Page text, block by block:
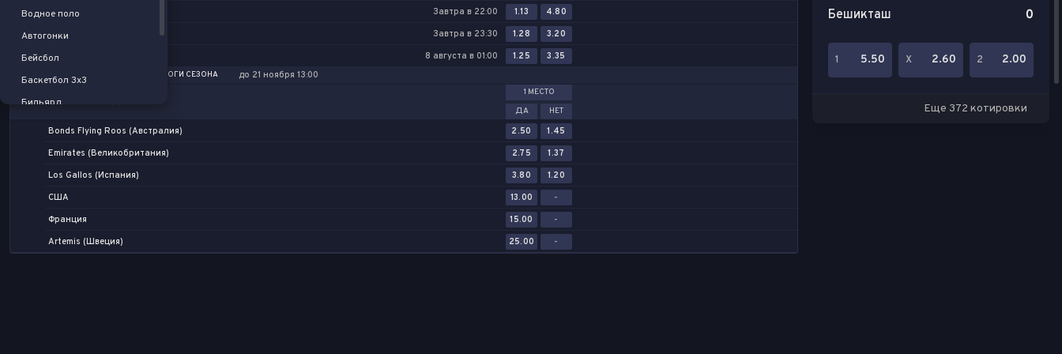
-
Завтра в 22:00 1.13
4.80
-
Завтра в 23:30 1.28
3.20
-
8 августа в 01:00 1.25 3.35
ПАРУСНЫЙ СПОРТ. SAILGP. ИТОГИ СЕЗОНА до 21 ноября 13:00
ИГРОК / КОМАНДА
1 МЕСТО
ДА
НЕТ
Bonds Flying Roos (Австралия) 2.50
1.45
Emirates (Великобритания)
2.75
1.37
Los Gallos (Испания)
3.80
1.20
США
13.00
-
Франция
15.00
-
Artemis (Швеция)
25.00 -
Бешикташ
0
1 5.50 Х 2.60 2 2.00
Еще 372 котировки
Водное поло
Автогонки
Бейсбол
Баскетбол 3x3
Бильярд
Хоккей на траве
Флорбол
Спорт
Пляжный волейбол
Пляжный футбол
Американский футбол
Регби